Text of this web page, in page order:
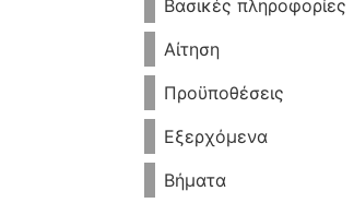
Βασικές πληροφορίες
Αίτηση
Προϋποθέσεις
Εξερχόμενα
Βήματα